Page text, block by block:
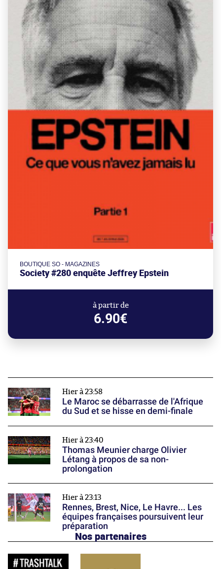
BOUTIQUE SO - MAGAZINES
Society #280 enquête Jeffrey Epstein
à partir de
6.90€
Hier à 23:58
Le Maroc se débarrasse de l'Afrique
du Sud et se hisse en demi-finale
Hier à 23:40
Thomas Meunier charge Olivier
Létang à propos de sa non-
prolongation
Hier à 23:13
Rennes, Brest, Nice, Le Havre... Les
équipes françaises poursuivent leur
préparation
Nos partenaires